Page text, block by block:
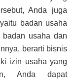
Anda juga
badan usaha
usaha dan
berarti bisnis
izin usaha yang
Anda dapat